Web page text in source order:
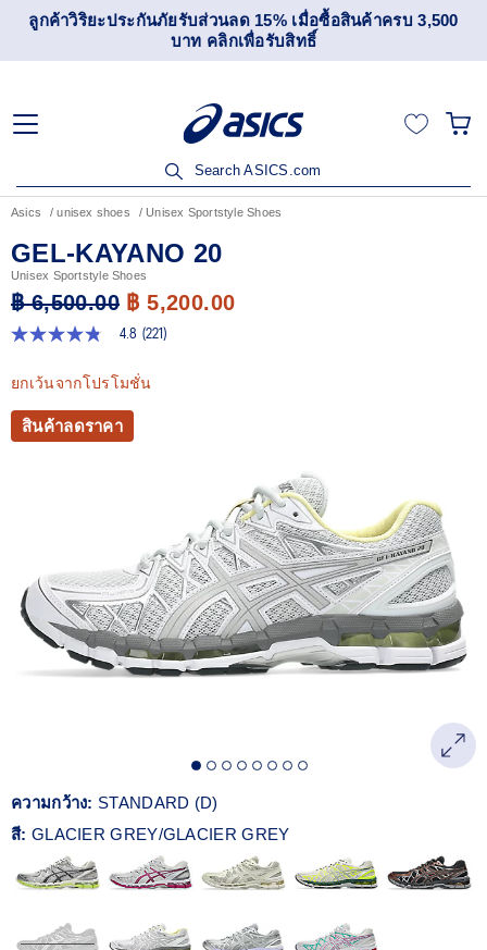
ลูกค้าวิริยะประกันภัยรับส่วนลด 15% เมื่อซื้อสินค้าครบ 3,500
บาท คลิกเพื่อรับสิทธิ์
Search ASICS.com
Asics unisex shoes Unisex Sportstyle Shoes
GEL-KAYANO 20
Unisex Sportstyle Shoes
฿ 6,500.00 ฿ 5,200.00
4.8
5
ดาว
ค่า
คะแนน
เฉลี่ย
4.8 (221)
ยกเว้นจากโปรโมชั่น
สินค้าลดราคา
ความกว้าง: STANDARD (D)
สี: GLACIER GREY/GLACIER GREY